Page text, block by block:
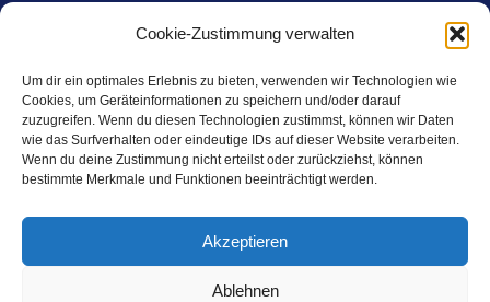
Cookie-Zustimmung verwalten
Um dir ein optimales Erlebnis zu bieten, verwenden wir Technologien wie
Cookies, um Geräteinformationen zu speichern und/oder darauf
zuzugreifen. Wenn du diesen Technologien zustimmst, können wir Daten
wie das Surfverhalten oder eindeutige IDs auf dieser Website verarbeiten.
Wenn du deine Zustimmung nicht erteilst oder zurückziehst, können
bestimmte Merkmale und Funktionen beeinträchtigt werden.
Akzeptieren
Ablehnen
Johnsallee 64
20146 Hamburg
Kontakt